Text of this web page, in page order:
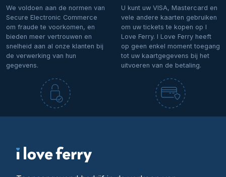
We voldoen aan de normen van
Secure Electronic Commerce
om fraude te voorkomen, en
bieden meer vertrouwen en
snelheid aan al onze klanten bij
de verwerking van hun
gegevens.
U kunt uw VISA, Mastercard en
vele andere kaarten gebruiken
om uw tickets te kopen op I
Love Ferry. I Love Ferry heeft
op geen enkel moment toegang
tot uw kaartgegevens bij het
uitvoeren van de betaling.